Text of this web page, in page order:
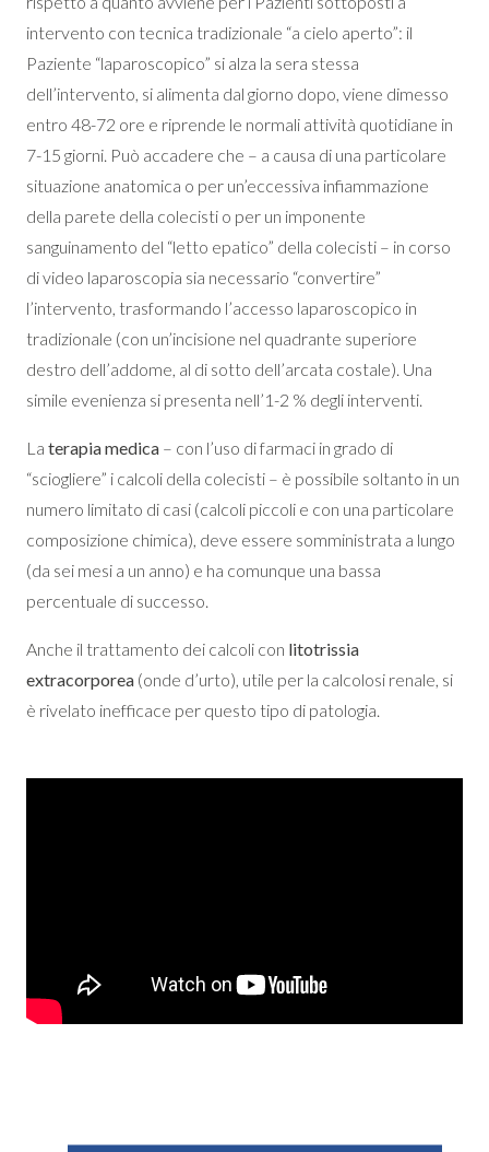
intervento con tecnica tradizionale “a cielo aperto”: il
Paziente “laparoscopico” si alza la sera stessa
dell’intervento, si alimenta dal giorno dopo, viene dimesso
entro 48-72 ore e riprende le normali attività quotidiane in
7-15 giorni. Può accadere che – a causa di una particolare
situazione anatomica o per un’eccessiva infiammazione
della parete della colecisti o per un imponente
sanguinamento del “letto epatico” della colecisti – in corso
di video laparoscopia sia necessario “convertire”
l’intervento, trasformando l’accesso laparoscopico in
tradizionale (con un’incisione nel quadrante superiore
destro dell’addome, al di sotto dell’arcata costale). Una
simile evenienza si presenta nell’1-2 % degli interventi.
La terapia medica – con l’uso di farmaci in grado di
“sciogliere” i calcoli della colecisti – è possibile soltanto in un
numero limitato di casi (calcoli piccoli e con una particolare
composizione chimica), deve essere somministrata a lungo
(da sei mesi a un anno) e ha comunque una bassa
percentuale di successo.
Anche il trattamento dei calcoli con litotrissia
extracorporea (onde d’urto), utile per la calcolosi renale, si
è rivelato inefficace per questo tipo di patologia.